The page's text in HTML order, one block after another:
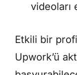
videoları
Etkili bir
Upwork’ü